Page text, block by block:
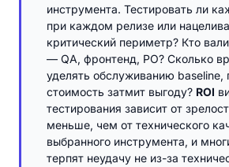
инструмента. Тестировать ли
при каждом релизе или
критический периметр? Кто
— QA, фронтенд, PO? Сколько
уделять обслуживанию
стоимость затмит выгоду? ROI
тестирования зависит от
меньше, чем от технического
выбранного инструмента, и
терпят неудачу не из-за